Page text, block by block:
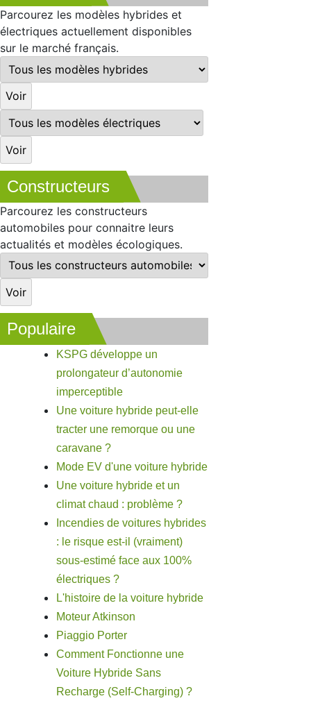
Parcourez les modèles hybrides et
électriques actuellement disponibles
sur le marché français.
Constructeurs
Parcourez les constructeurs
automobiles pour connaitre leurs
actualités et modèles écologiques.
Populaire
KSPG développe un
prolongateur d’autonomie
imperceptible
Une voiture hybride peut-elle
tracter une remorque ou une
caravane ?
Mode EV d'une voiture hybride
Une voiture hybride et un
climat chaud : problème ?
Incendies de voitures hybrides
: le risque est-il (vraiment)
sous-estimé face aux 100%
électriques ?
L'histoire de la voiture hybride
Moteur Atkinson
Piaggio Porter
Comment Fonctionne une
Voiture Hybride Sans
Recharge (Self-Charging) ?